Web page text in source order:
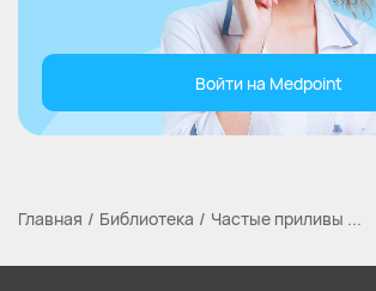
Войти на Medpoint
Главная Библиотека Частые приливы ...